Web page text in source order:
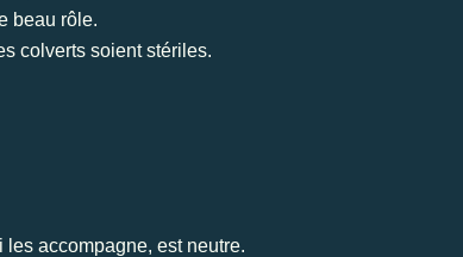
beau rôle.
colverts soient stériles.
accompagne, est neutre.